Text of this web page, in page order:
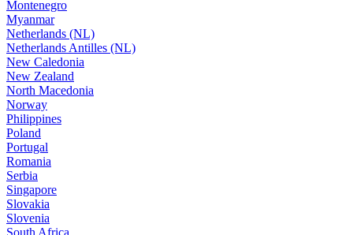
Montenegro
Myanmar
Netherlands (NL)
Netherlands Antilles (NL)
New Caledonia
New Zealand
North Macedonia
Norway
Philippines
Poland
Portugal
Romania
Serbia
Singapore
Slovakia
Slovenia
South Africa